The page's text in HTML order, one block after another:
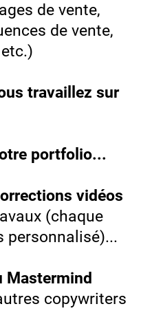
de vente,
de vente,
travaillez sur
portfolio...
vidéos
(chaque
personnalisé)...
Mastermind
copywriters